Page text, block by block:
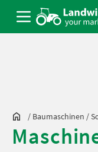
/ Baumaschinen /